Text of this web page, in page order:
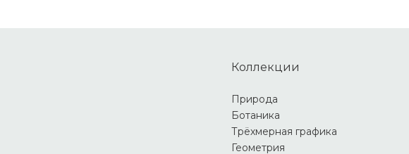
Коллекции
Природа
Ботаника
Трёхмерная графика
Геометрия